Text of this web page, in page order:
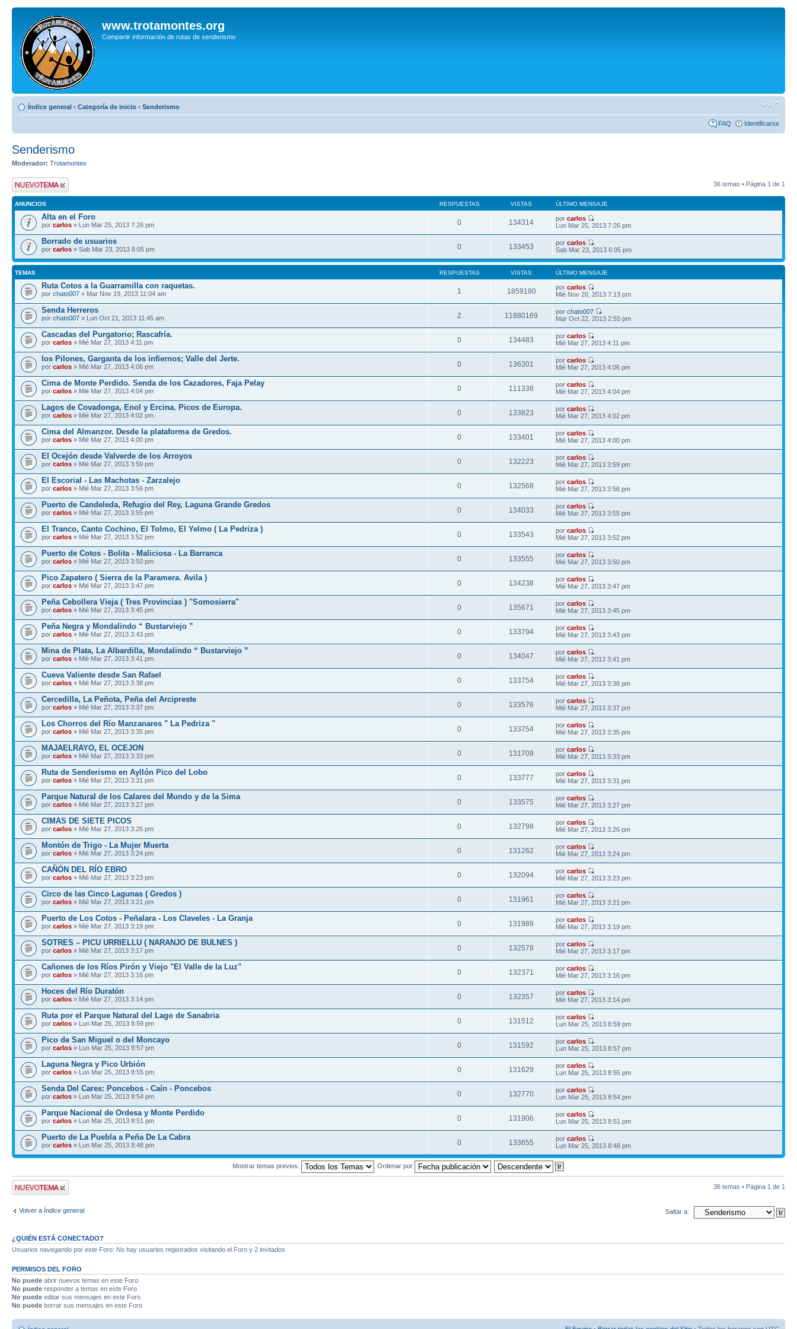
www.trotamontes.org
Compartir información de rutas de senderismo
Índice general ‹ Categoría de inicio ‹ Senderismo
FAQ Identificarse
Senderismo
Moderador: Trotamontes
Publicar un nuevo
tema
36 temas • Página 1 de 1
ANUNCIOS RESPUESTAS VISTAS ÚLTIMO MENSAJE
Alta en el Foro
por carlos » Lun Mar 25, 2013 7:26 pm 0 134314 porcarlos
Lun Mar 25, 2013 7:26 pm
Borrado de usuarios
por carlos » Sab Mar 23, 2013 6:05 pm 0 133453 porcarlos
Sab Mar 23, 2013 6:05 pm
TEMAS RESPUESTAS VISTAS ÚLTIMO MENSAJE
Ruta Cotos a la Guarramilla con raquetas.
por chato007 » Mar Nov 19, 2013 11:04 am 1 1859180 porcarlos
Mié Nov 20, 2013 7:13 pm
Senda Herreros
por chato007 » Lun Oct 21, 2013 11:45 am 2 11880169 porchato007
Mar Oct 22, 2013 2:55 pm
Cascadas del Purgatorio; Rascafría.
por carlos » Mié Mar 27, 2013 4:11 pm 0 134483 porcarlos
Mié Mar 27, 2013 4:11 pm
los Pilones, Garganta de los infiernos; Valle del Jerte.
por carlos » Mié Mar 27, 2013 4:06 pm 0 136301 porcarlos
Mié Mar 27, 2013 4:06 pm
Cima de Monte Perdido. Senda de los Cazadores, Faja Pelay
por carlos » Mié Mar 27, 2013 4:04 pm 0 111338 porcarlos
Mié Mar 27, 2013 4:04 pm
Lagos de Covadonga, Enol y Ercina. Picos de Europa.
por carlos » Mié Mar 27, 2013 4:02 pm 0 133823 porcarlos
Mié Mar 27, 2013 4:02 pm
Cima del Almanzor. Desde la plataforma de Gredos.
por carlos » Mié Mar 27, 2013 4:00 pm 0 133401 porcarlos
Mié Mar 27, 2013 4:00 pm
El Ocejón desde Valverde de los Arroyos
por carlos » Mié Mar 27, 2013 3:59 pm 0 132223 porcarlos
Mié Mar 27, 2013 3:59 pm
El Escorial - Las Machotas - Zarzalejo
por carlos » Mié Mar 27, 2013 3:56 pm 0 132568 porcarlos
Mié Mar 27, 2013 3:56 pm
Puerto de Candeleda, Refugio del Rey, Laguna Grande Gredos
por carlos » Mié Mar 27, 2013 3:55 pm 0 134033 porcarlos
Mié Mar 27, 2013 3:55 pm
El Tranco, Canto Cochino, El Tolmo, El Yelmo ( La Pedriza )
por carlos » Mié Mar 27, 2013 3:52 pm 0 133543 porcarlos
Mié Mar 27, 2013 3:52 pm
Puerto de Cotos - Bolita - Maliciosa - La Barranca
por carlos » Mié Mar 27, 2013 3:50 pm 0 133555 porcarlos
Mié Mar 27, 2013 3:50 pm
Pico Zapatero ( Sierra de la Paramera. Avila )
por carlos » Mié Mar 27, 2013 3:47 pm 0 134238 porcarlos
Mié Mar 27, 2013 3:47 pm
Peña Cebollera Vieja ( Tres Provincias ) "Somosierra"
por carlos » Mié Mar 27, 2013 3:45 pm 0 135671 porcarlos
Mié Mar 27, 2013 3:45 pm
Peña Negra y Mondalindo “ Bustarviejo ”
por carlos » Mié Mar 27, 2013 3:43 pm 0 133794 porcarlos
Mié Mar 27, 2013 3:43 pm
Mina de Plata, La Albardilla, Mondalindo “ Bustarviejo ”
por carlos » Mié Mar 27, 2013 3:41 pm 0 134047 porcarlos
Mié Mar 27, 2013 3:41 pm
Cueva Valiente desde San Rafael
por carlos » Mié Mar 27, 2013 3:38 pm 0 133754 porcarlos
Mié Mar 27, 2013 3:38 pm
Cercedilla, La Peñota, Peña del Arcipreste
por carlos » Mié Mar 27, 2013 3:37 pm 0 133576 porcarlos
Mié Mar 27, 2013 3:37 pm
Los Chorros del Río Manzanares " La Pedriza "
por carlos » Mié Mar 27, 2013 3:35 pm 0 133754 porcarlos
Mié Mar 27, 2013 3:35 pm
MAJAELRAYO, EL OCEJON
por carlos » Mié Mar 27, 2013 3:33 pm 0 131709 porcarlos
Mié Mar 27, 2013 3:33 pm
Ruta de Senderismo en Ayllón Pico del Lobo
por carlos » Mié Mar 27, 2013 3:31 pm 0 133777 porcarlos
Mié Mar 27, 2013 3:31 pm
Parque Natural de los Calares del Mundo y de la Sima
por carlos » Mié Mar 27, 2013 3:27 pm 0 133575 porcarlos
Mié Mar 27, 2013 3:27 pm
CIMAS DE SIETE PICOS
por carlos » Mié Mar 27, 2013 3:26 pm 0 132798 porcarlos
Mié Mar 27, 2013 3:26 pm
Montón de Trigo - La Mujer Muerta
por carlos » Mié Mar 27, 2013 3:24 pm 0 131262 porcarlos
Mié Mar 27, 2013 3:24 pm
CAÑÓN DEL RÍO EBRO
por carlos » Mié Mar 27, 2013 3:23 pm 0 132094 porcarlos
Mié Mar 27, 2013 3:23 pm
Circo de las Cinco Lagunas ( Gredos )
por carlos » Mié Mar 27, 2013 3:21 pm 0 131961 porcarlos
Mié Mar 27, 2013 3:21 pm
Puerto de Los Cotos - Peñalara - Los Claveles - La Granja
por carlos » Mié Mar 27, 2013 3:19 pm 0 131989 porcarlos
Mié Mar 27, 2013 3:19 pm
SOTRES – PICU URRIELLU ( NARANJO DE BULNES )
por carlos » Mié Mar 27, 2013 3:17 pm 0 132578 porcarlos
Mié Mar 27, 2013 3:17 pm
Cañones de los Ríos Pirón y Viejo "El Valle de la Luz"
por carlos » Mié Mar 27, 2013 3:16 pm 0 132371 porcarlos
Mié Mar 27, 2013 3:16 pm
Hoces del Río Duratón
por carlos » Mié Mar 27, 2013 3:14 pm 0 132357 porcarlos
Mié Mar 27, 2013 3:14 pm
Ruta por el Parque Natural del Lago de Sanabria
por carlos » Lun Mar 25, 2013 8:59 pm 0 131512 porcarlos
Lun Mar 25, 2013 8:59 pm
Pico de San Miguel o del Moncayo
por carlos » Lun Mar 25, 2013 8:57 pm 0 131592 porcarlos
Lun Mar 25, 2013 8:57 pm
Laguna Negra y Pico Urbión
por carlos » Lun Mar 25, 2013 8:55 pm 0 131629 porcarlos
Lun Mar 25, 2013 8:55 pm
Senda Del Cares: Poncebos - Caín - Poncebos
por carlos » Lun Mar 25, 2013 8:54 pm 0 132770 porcarlos
Lun Mar 25, 2013 8:54 pm
Parque Nacional de Ordesa y Monte Perdido
por carlos » Lun Mar 25, 2013 8:51 pm 0 131906 porcarlos
Lun Mar 25, 2013 8:51 pm
Puerto de La Puebla a Peña De La Cabra
por carlos » Lun Mar 25, 2013 8:48 pm 0 133655 porcarlos
Lun Mar 25, 2013 8:48 pm
Mostrar temas previos: Ordenar por
Publicar un nuevo
tema
36 temas • Página 1 de 1
Volver a Índice general Saltar a:
¿QUIÉN ESTÁ CONECTADO?
Usuarios navegando por este Foro: No hay usuarios registrados visitando el Foro y 2 invitados
PERMISOS DEL FORO
No puede abrir nuevos temas en este Foro
No puede responder a temas en este Foro
No puede editar sus mensajes en este Foro
No puede borrar sus mensajes en este Foro